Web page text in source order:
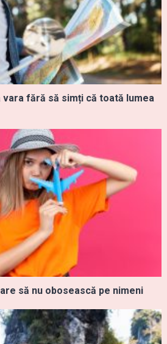
fără să simți că toată lumea
să nu obosească pe nimeni